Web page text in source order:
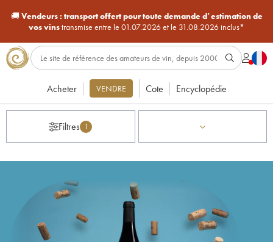
🚚Vendeurs : transport offert pour toute demande d’estimation de
vos vinstransmise entre le 01.07.2026 et le 31.08.2026 inclus*
Acheter VENDRE Cote Encyclopédie
Filtres 1